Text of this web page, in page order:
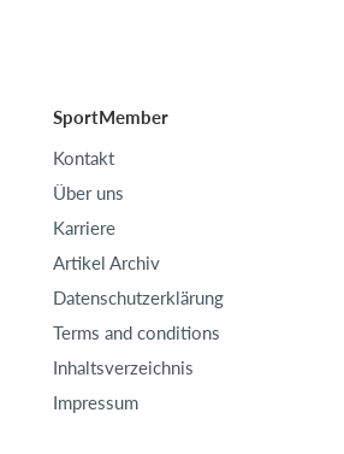
SportMember
Kontakt
Über uns
Karriere
Artikel Archiv
Datenschutzerklärung
Terms and conditions
Inhaltsverzeichnis
Impressum